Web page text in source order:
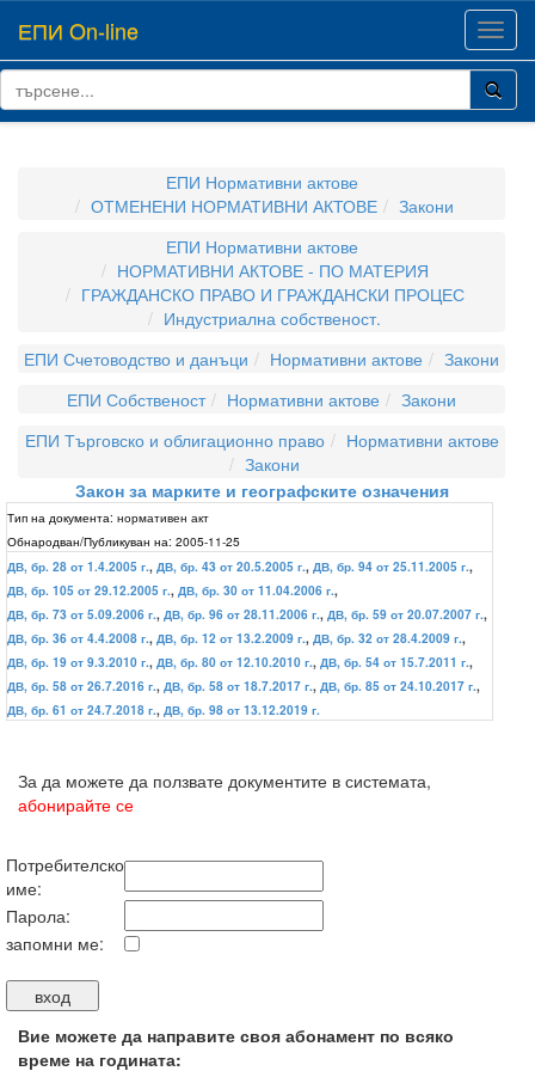
ЕПИ On-line
ЕПИ Нормативни актове
ОТМЕНЕНИ НОРМАТИВНИ АКТОВЕ
Закони
ЕПИ Нормативни актове
НОРМАТИВНИ АКТОВЕ - ПО МАТЕРИЯ
ГРАЖДАНСКО ПРАВО И ГРАЖДАНСКИ ПРОЦЕС
Индустриална собственост.
ЕПИ Счетоводство и данъци
Нормативни актове
Закони
ЕПИ Собственост
Нормативни актове
Закони
ЕПИ Търговско и облигационно право
Нормативни актове
Закони
Закон за марките и географските означения
Тип на документа: нормативен акт
Обнародван/Публикуван на: 2005-11-25
ДВ, бр. 28 от 1.4.2005 г., ДВ, бр. 43 от 20.5.2005 г., ДВ, бр. 94 от 25.11.2005 г.,
ДВ, бр. 105 от 29.12.2005 г., ДВ, бр. 30 от 11.04.2006 г.,
ДВ, бр. 73 от 5.09.2006 г., ДВ, бр. 96 от 28.11.2006 г., ДВ, бр. 59 от 20.07.2007 г.,
ДВ, бр. 36 от 4.4.2008 г., ДВ, бр. 12 от 13.2.2009 г., ДВ, бр. 32 от 28.4.2009 г.,
ДВ, бр. 19 от 9.3.2010 г., ДВ, бр. 80 от 12.10.2010 г., ДВ, бр. 54 от 15.7.2011 г.,
ДВ, бр. 58 от 26.7.2016 г., ДВ, бр. 58 от 18.7.2017 г., ДВ, бр. 85 от 24.10.2017 г.,
ДВ, бр. 61 от 24.7.2018 г., ДВ, бр. 98 от 13.12.2019 г.
За да можете да ползвате документите в системата,
абонирайте се
Потребителско
име:
Парола:
запомни ме:
Вие можете да направите своя абонамент по всяко
време на годината: